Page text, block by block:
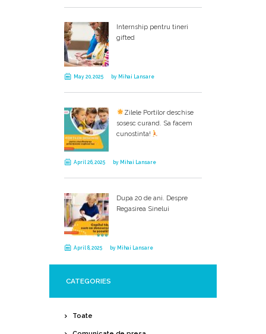
Internship pentru tineri
gifted
May 20, 2025 by Mihai Lansare
Zilele Portilor deschise
sosesc curand. Sa facem
cunostinta!
April 26, 2025 by Mihai Lansare
Dupa 20 de ani. Despre
Regasirea Sinelui
April 8, 2025 by Mihai Lansare
CATEGORIES
Toate